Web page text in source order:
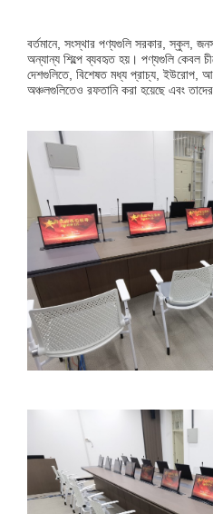
বর্তমানে, সংস্থার পণ্যগুলি সরকার, স্কুল,
অন্যান্য শিল্পে ব্যবহৃত হয়। পণ্যগুলি কেবল
দেশগুলিতে, বিশেষত মধ্য প্রাচ্য, ইউরোপ,
অঞ্চলগুলিতেও রফতানি করা হয়েছে এবং